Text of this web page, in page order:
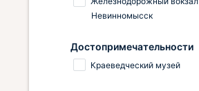
Невинномысск
Достопримечательности
Краеведческий музей